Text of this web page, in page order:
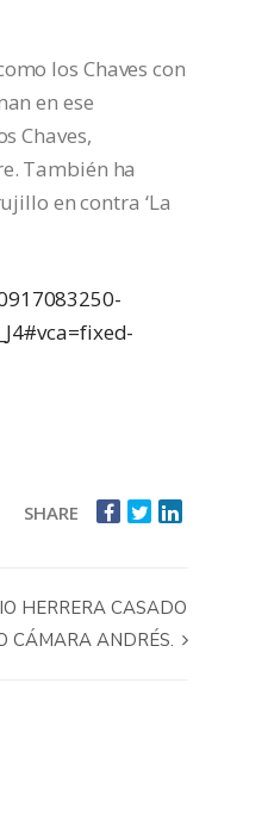
los Chaves con
en ese
Chaves,
También ha
en contra ‘La
SHARE
HERRERA CASADO
CÁMARA ANDRÉS.